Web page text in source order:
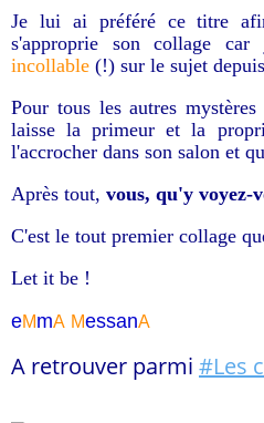
Je lui ai préféré ce titre
s'approprie son collage
incollable (!) sur le sujet
Pour tous les autres
laisse la primeur et la
l'accrocher dans son salon et
Après tout, vous, qu'y voyez-
C'est le tout premier collage
Let it be !
eMmA MessanA
A retrouver parmi #Les